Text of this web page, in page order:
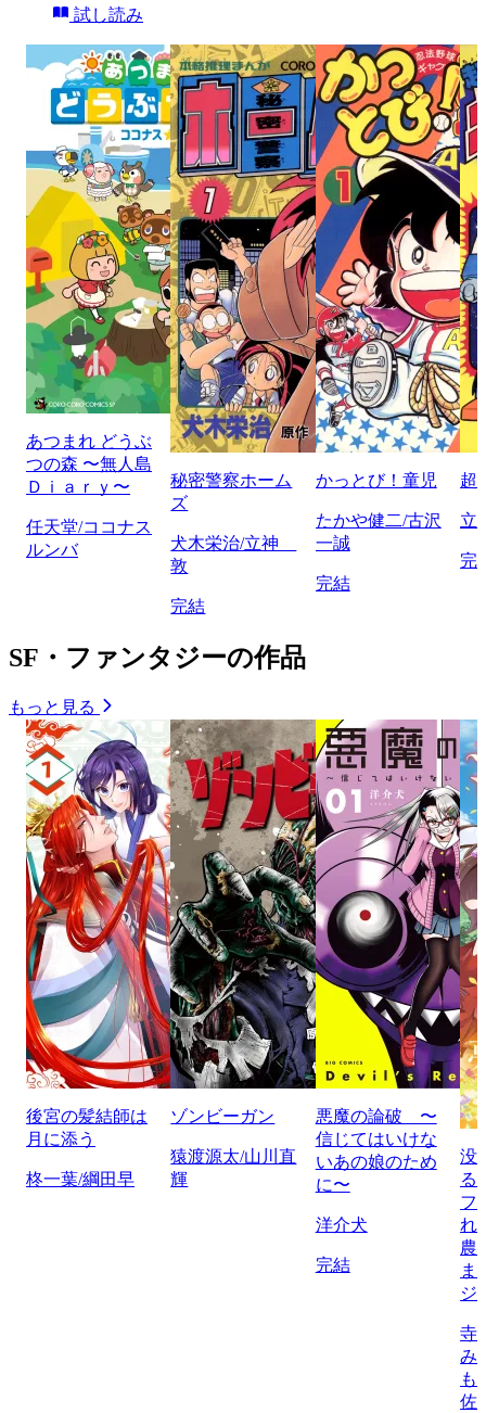
試し読み
あつまれ どうぶ
つの森 〜無人島
Ｄｉａｒｙ〜
任天堂/ココナス
ルンバ
秘密警察ホーム
ズ
犬木栄治/立神
敦
完結
かっとび！童児
たかや健二/古沢
一誠
完結
超
立
完
SF・ファンタジーの作品
もっと見る
後宮の髪結師は
月に添う
柊一葉/綱田早
ゾンビーガン
猿渡源太/山川直
輝
悪魔の論破 〜
信じてはいけな
いあの娘のため
に〜
洋介犬
完結
没
る
フ
れ
農
ま
ジ
寺
み
も
佐